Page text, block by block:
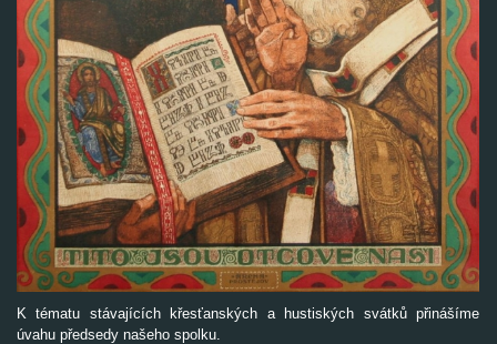
K tématu stávajících křesťanských a hustiských svátků přinášíme
úvahu předsedy našeho spolku.